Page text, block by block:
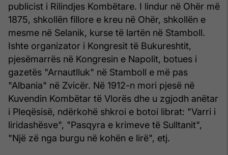
publicist i Rilindjes Kombëtare. I lindur në Ohër më
1875, shkollën fillore e kreu në Ohër, shkollën e
mesme në Selanik, kurse të lartën në Stamboll.
Ishte organizator i Kongresit të Bukureshtit,
pjesëmarrës në Kongresin e Napolit, botues i
gazetës "Arnautlluk" në Stamboll e më pas
"Albania" në Zvicër. Në 1912-n mori pjesë në
Kuvendin Kombëtar të Vlorës dhe u zgjodh anëtar
i Pleqësisë, ndërkohë shkroi e botoi librat: "Varri i
liridashësve", "Pasqyra e krimeve të Sulltanit",
"Një zë nga burgu në kohën e lirë", etj.